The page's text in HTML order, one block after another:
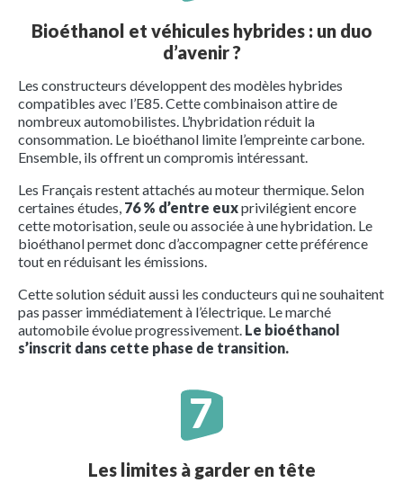
Bioéthanol et véhicules hybrides : un duo
d’avenir ?
Les constructeurs développent des modèles hybrides
compatibles avec l’E85. Cette combinaison attire de
nombreux automobilistes. L’hybridation réduit la
consommation. Le bioéthanol limite l’empreinte carbone.
Ensemble, ils offrent un compromis intéressant.
Les Français restent attachés au moteur thermique. Selon
certaines études, 76 % d’entre euxprivilégient encore
cette motorisation, seule ou associée à une hybridation. Le
bioéthanol permet donc d’accompagner cette préférence
tout en réduisant les émissions.
Cette solution séduit aussi les conducteurs qui ne souhaitent
pas passer immédiatement à l’électrique. Le marché
automobile évolue progressivement. Le bioéthanol
s’inscrit dans cette phase de transition.
Les limites à garder en tête